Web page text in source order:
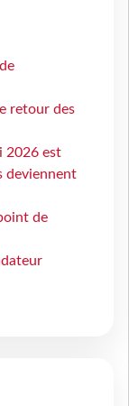
retour des
2026 est
deviennent
de